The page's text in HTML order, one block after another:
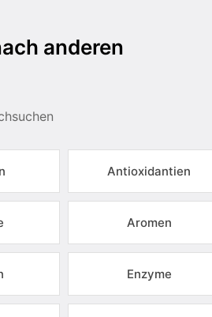
anderen
Antioxidantien
Aromen
Enzyme